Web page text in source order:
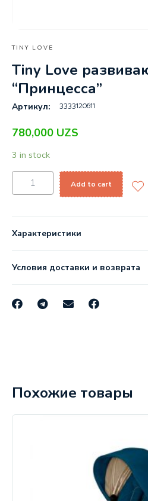
TINY LOVE
Tiny Love
“Принцесса”
Артикул: 3333120611
780,000 UZS
3 in stock
Add to cart
Характеристики
Условия доставки и возврата
Похожие товары